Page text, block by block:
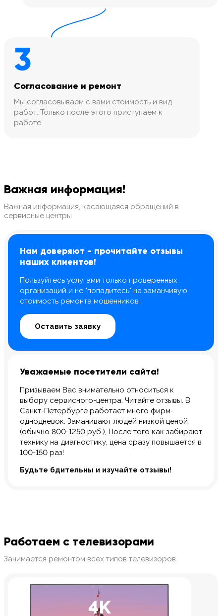
3
Согласование и ремонт
Мы согласовываем с вами стоимость и вид
работ. Только после этого приступаем к
работе
Важная информация!
Важная информация, касающаяся обращений в
сервисные центры
Нам доверяют - прочитайте отзывы
наших клиентов!
Пользуйтесь услугами только проверенных
организаций и не "попадитесь" на заманчивую
стоимость ремонта мошенников
Оставить заявку
Уважаемые посетители сайта!
Призываем Вас внимательно относиться к
выбору сервисного-центра. Читайте отзывы. В
Санкт-Петербурге работает много фирм-
однодневок. Заманивают людей низкой ценой
(обычно 800-1250 руб.), После того как забирают
технику на диагностику, цена сразу повышается в
100-150 раз!
Будьте бдительны и изучайте отзывы!
Работаем с телевизорами
Занимается ремонтом всех типов телевизоров
м. Технологический инс-т
м. Технологический инс-т